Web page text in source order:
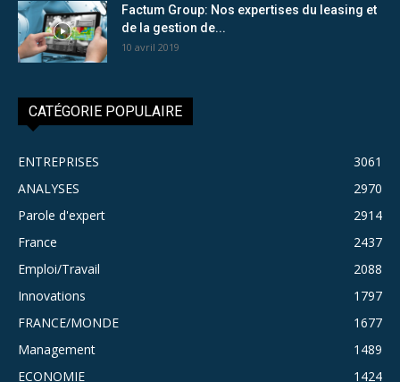
Factum Group: Nos expertises du leasing et
de la gestion de...
10 avril 2019
CATÉGORIE POPULAIRE
ENTREPRISES
3061
ANALYSES
2970
Parole d'expert
2914
France
2437
Emploi/Travail
2088
Innovations
1797
FRANCE/MONDE
1677
Management
1489
ECONOMIE
1424